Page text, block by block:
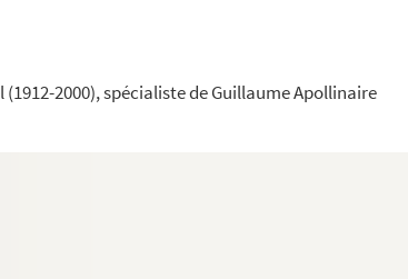
2000), spécialiste de Guillaume Apollinaire
de